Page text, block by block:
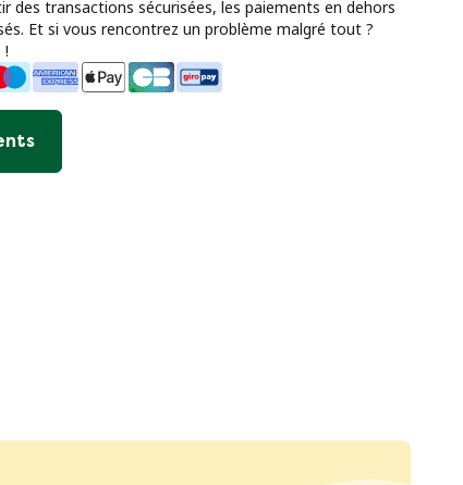
des transactions sécurisées, les paiements en dehors
Et si vous rencontrez un problème malgré tout ?
!